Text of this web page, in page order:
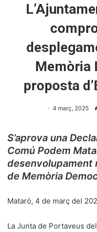
Memòria
proposta
4 març, 2025
S’aprova una
Comú Podem
desenvolupament
de Memòria
Mataró, 4 de març del
La Junta de Portaveus